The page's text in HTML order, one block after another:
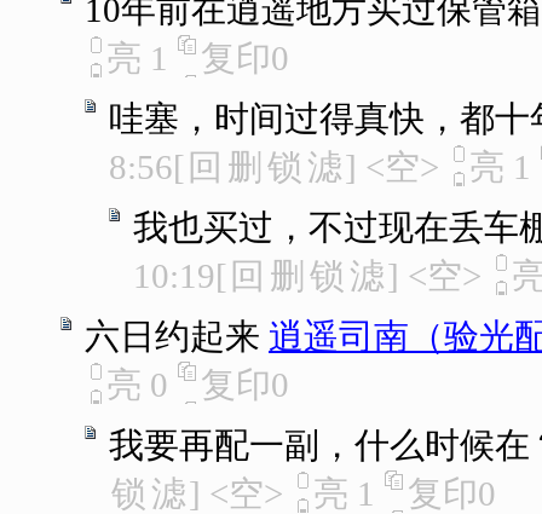
10年前在逍遥地方买过保管箱
亮 1 复印0
哇塞，时间过得真快，都十
8:56[ 回 删 锁 滤] <空> 亮 1
我也买过，不过现在丢车
10:19[ 回 删 锁 滤] <空>
六日约起来 逍遥司南（验光
亮 0 复印0
我要再配一副，什么时候在
锁 滤] <空> 亮 1 复印0